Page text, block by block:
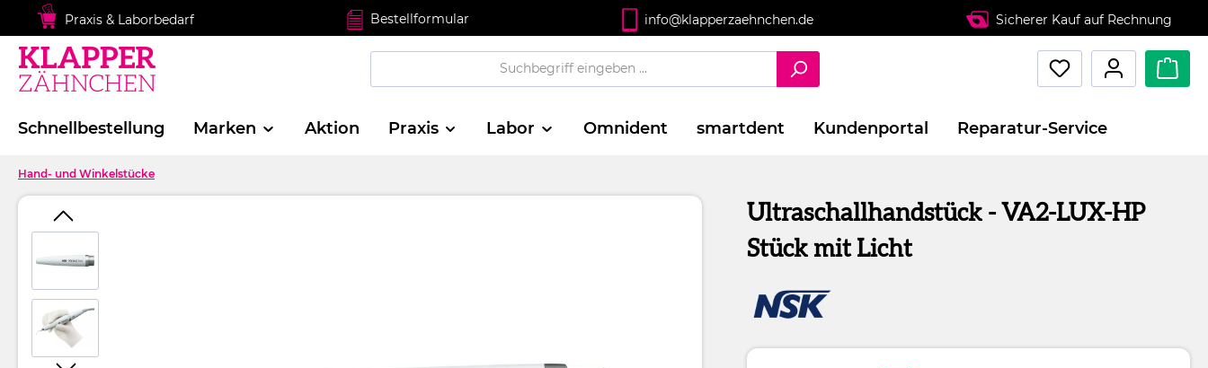
Zur Hauptnavigation springen
Praxis & Laborbedarf Bestellformular info@klapperzaehnchen.de Sicherer Kauf auf Rechnung
Schnellbestellung Marken Aktion Praxis Labor Omnident smartdent Kundenportal Reparatur-Service
Hand- und Winkelstücke
Bildergalerie überspringen
Ultraschallhandstück - VA2-LUX-HP
Stück mit Licht